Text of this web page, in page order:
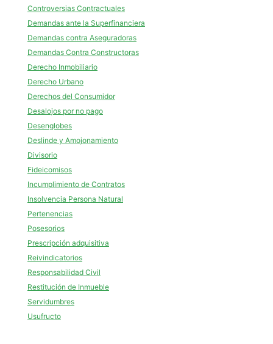
Controversias Contractuales
Demandas ante la Superfinanciera
Demandas contra Aseguradoras
Demandas Contra Constructoras
Derecho Inmobiliario
Derecho Urbano
Derechos del Consumidor
Desalojos por no pago
Desenglobes
Deslinde y Amojonamiento
Divisorio
Fideicomisos
Incumplimiento de Contratos
Insolvencia Persona Natural
Pertenencias
Posesorios
Prescripción adquisitiva
Reivindicatorios
Responsabilidad Civil
Restitución de Inmueble
Servidumbres
Usufructo